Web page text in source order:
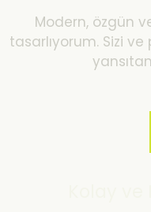
Modern, özgün
tasarlıyorum. Sizi